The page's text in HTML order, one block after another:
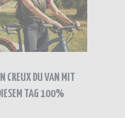
CREUX DU VAN MIT
TAG 100%